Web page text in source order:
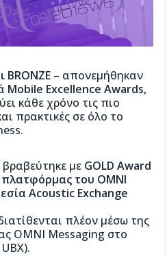
BRONZE – απονεμήθηκαν
Mobile Excellence Awards,
κάθε χρόνο τις πιο
πρακτικές σε όλο το
βραβεύτηκε με GOLD Αward
πλατφόρμας του ΟΜΝΙ
Acoustic Exchange
πλέον μέσω της
ΟΜΝΙ Μessaging στο